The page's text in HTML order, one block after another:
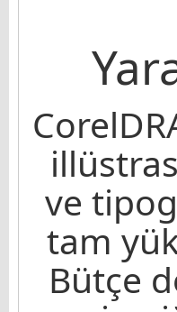
ve
tam
Bütçe